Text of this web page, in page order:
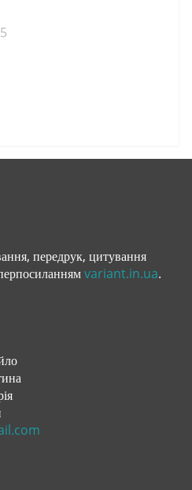
5
передрук, цитування
variant.in.ua.